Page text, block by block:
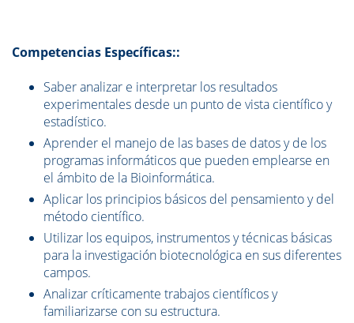
Competencias Específicas::
Saber analizar e interpretar los resultados
experimentales desde un punto de vista científico y
estadístico.
Aprender el manejo de las bases de datos y de los
programas informáticos que pueden emplearse en
el ámbito de la Bioinformática.
Aplicar los principios básicos del pensamiento y del
método científico.
Utilizar los equipos, instrumentos y técnicas básicas
para la investigación biotecnológica en sus diferentes
campos.
Analizar críticamente trabajos científicos y
familiarizarse con su estructura.